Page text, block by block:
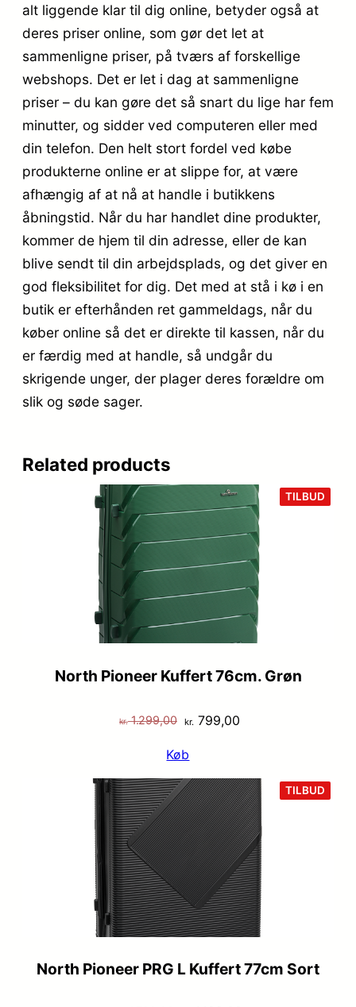
alt liggende klar til dig online, betyder også at
deres priser online, som gør det let at
sammenligne priser, på tværs af forskellige
webshops. Det er let i dag at sammenligne
priser – du kan gøre det så snart du lige har fem
minutter, og sidder ved computeren eller med
din telefon. Den helt stort fordel ved købe
produkterne online er at slippe for, at være
afhængig af at nå at handle i butikkens
åbningstid. Når du har handlet dine produkter,
kommer de hjem til din adresse, eller de kan
blive sendt til din arbejdsplads, og det giver en
god fleksibilitet for dig. Det med at stå i kø i en
butik er efterhånden ret gammeldags, når du
køber online så det er direkte til kassen, når du
er færdig med at handle, så undgår du
skrigende unger, der plager deres forældre om
slik og søde sager.
Related products
TILBUD
PÅ
North Pioneer Kuffert 76cm. Grøn
kr.1.299,00 Den
pris
var:
kr. 1.299,00.
kr. 799,00
er:
kr. 799,00.
Køb
TILBUD
PÅ
North Pioneer PRG L Kuffert 77cm Sort